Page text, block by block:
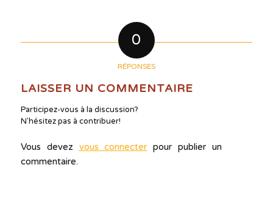
0
RÉPONSES
LAISSER UN COMMENTAIRE
Participez-vous à la discussion?
N'hésitez pas à contribuer!
Vous devez vous connecter pour publier un
commentaire.